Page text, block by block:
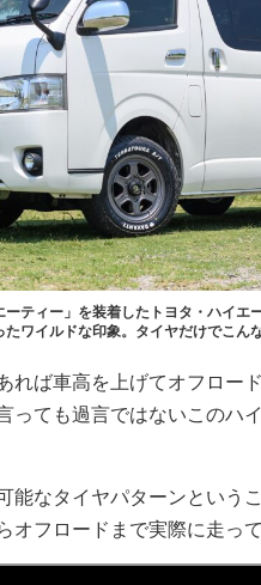
ーティー」を装着したトヨタ・ハイ
たワイルドな印象。タイヤだけでこん
ば車高を上げてオフロー
っても過言ではないこの
なタイヤパターンという
フロードまで実際に走っ